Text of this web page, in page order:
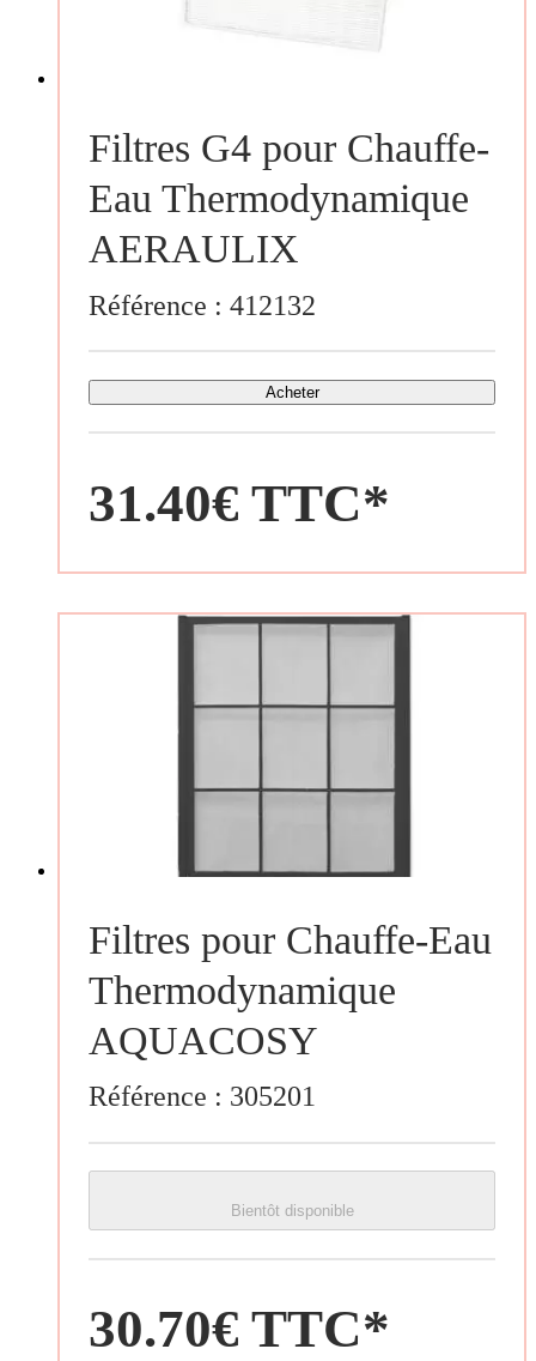
Filtres G4 pour Chauffe-
Eau Thermodynamique
AERAULIX
Référence : 412132
Acheter
31.40€ TTC*
Filtres pour Chauffe-Eau
Thermodynamique
AQUACOSY
Référence : 305201
Bientôt disponible
30.70€ TTC*